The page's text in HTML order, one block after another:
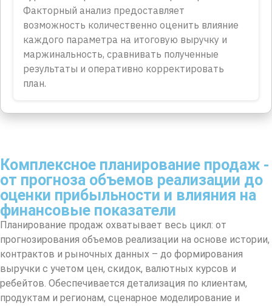
Факторный анализ предоставляет
возможность количественно оценить влияние
каждого параметра на итоговую выручку и
маржинальность, сравнивать полученные
результаты и оперативно корректировать
план.
Комплексное планирование продаж -
от прогноза объемов реализации до
оценки прибыльности и влияния на
финансовые показатели
Планирование продаж охватывает весь цикл: от
прогнозирования объемов реализации на основе истории,
контрактов и рыночных данных – до формирования
выручки с учетом цен, скидок, валютных курсов и
ребейтов. Обеспечивается детализация по клиентам,
продуктам и регионам, сценарное моделирование и